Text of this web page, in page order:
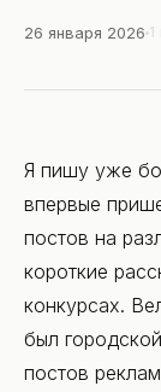
Об
26 января 2026
Я пишу уже
впервые
постов на
короткие
конкурсах.
был
постов